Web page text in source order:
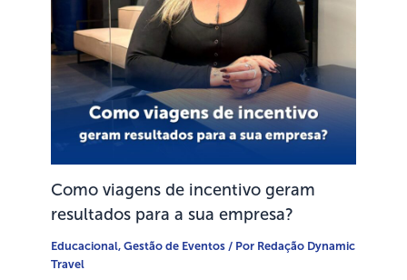
Como viagens de incentivo geram
resultados para a sua empresa?
Educacional,Gestão de Eventos / Por Redação Dynamic
Travel